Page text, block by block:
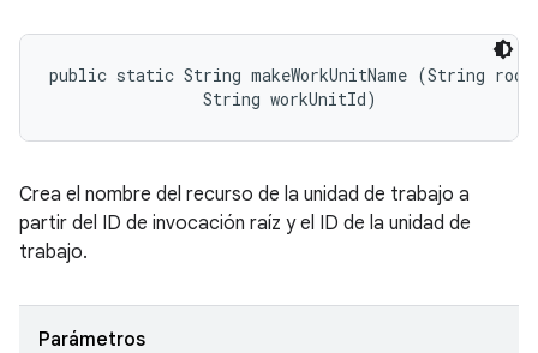
public static String makeWorkUnitName (String
                String workUnitId)
Crea el nombre del recurso de la unidad de trabajo a
partir del ID de invocación raíz y el ID de la unidad de
trabajo.
Parámetros